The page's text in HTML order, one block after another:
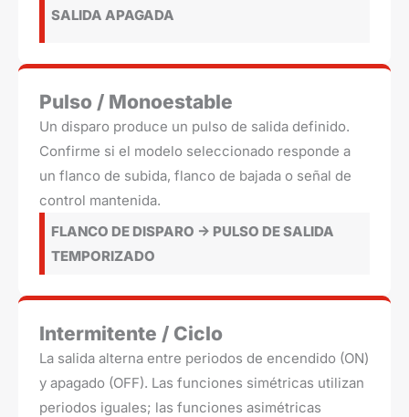
SALIDA APAGADA
Pulso / Monoestable
Un disparo produce un pulso de salida definido.
Confirme si el modelo seleccionado responde a
un flanco de subida, flanco de bajada o señal de
control mantenida.
FLANCO DE DISPARO -> PULSO DE SALIDA
TEMPORIZADO
Intermitente / Ciclo
La salida alterna entre periodos de encendido (ON)
y apagado (OFF). Las funciones simétricas utilizan
periodos iguales; las funciones asimétricas